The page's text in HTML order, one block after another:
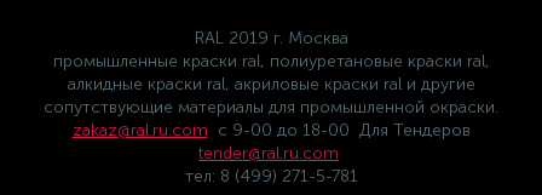
RAL 2019 г. Москва
промышленные краски ral, полиуретановые краски ral,
алкидные краски ral, акриловые краски ral и другие
сопутствующие материалы для промышленной окраски.
zakaz@ral.ru.com с 9-00 до 18-00 Для Тендеров
tender@ral.ru.com
тел: 8 (499) 271-5-781